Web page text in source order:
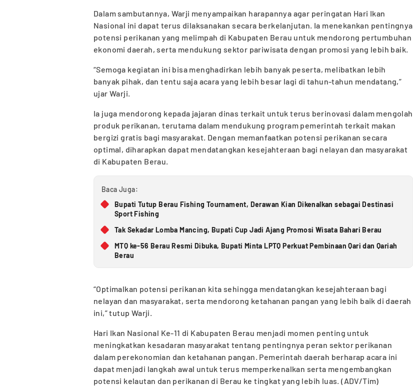
Dalam sambutannya, Warji menyampaikan harapannya agar peringatan Hari Ikan
Nasional ini dapat terus dilaksanakan secara berkelanjutan. Ia menekankan pentingnya
potensi perikanan yang melimpah di Kabupaten Berau untuk mendorong pertumbuhan
ekonomi daerah, serta mendukung sektor pariwisata dengan promosi yang lebih baik.
“Semoga kegiatan ini bisa menghadirkan lebih banyak peserta, melibatkan lebih
banyak pihak, dan tentu saja acara yang lebih besar lagi di tahun-tahun mendatang,”
ujar Warji.
Ia juga mendorong kepada jajaran dinas terkait untuk terus berinovasi dalam mengolah
produk perikanan, terutama dalam mendukung program pemerintah terkait makan
bergizi gratis bagi masyarakat. Dengan memanfaatkan potensi perikanan secara
optimal, diharapkan dapat mendatangkan kesejahteraan bagi nelayan dan masyarakat
di Kabupaten Berau.
Baca Juga:
Bupati Tutup Berau Fishing Tournament, Derawan Kian Dikenalkan sebagai Destinasi
Sport Fishing
Tak Sekadar Lomba Mancing, Bupati Cup Jadi Ajang Promosi Wisata Bahari Berau
MTQ ke-56 Berau Resmi Dibuka, Bupati Minta LPTQ Perkuat Pembinaan Qari dan Qariah
Berau
“Optimalkan potensi perikanan kita sehingga mendatangkan kesejahteraan bagi
nelayan dan masyarakat, serta mendorong ketahanan pangan yang lebih baik di daerah
ini,” tutup Warji.
Hari Ikan Nasional Ke-11 di Kabupaten Berau menjadi momen penting untuk
meningkatkan kesadaran masyarakat tentang pentingnya peran sektor perikanan
dalam perekonomian dan ketahanan pangan. Pemerintah daerah berharap acara ini
dapat menjadi langkah awal untuk terus memperkenalkan serta mengembangkan
potensi kelautan dan perikanan di Berau ke tingkat yang lebih luas. (ADV/Tim)